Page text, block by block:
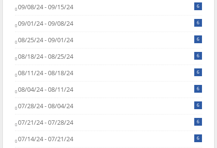
09/08/24 - 09/15/24 6
09/01/24 - 09/08/24 6
08/25/24 - 09/01/24 6
08/18/24 - 08/25/24 6
08/11/24 - 08/18/24 6
08/04/24 - 08/11/24 6
07/28/24 - 08/04/24 6
07/21/24 - 07/28/24 6
07/14/24 - 07/21/24 6